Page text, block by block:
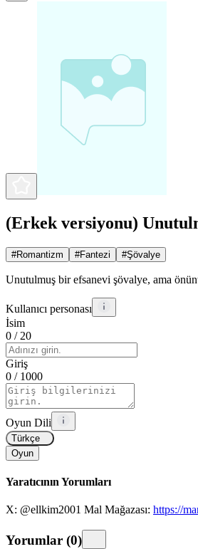
(Erkek versiyonu)
#Romantizm #Fantezi #Şövalye
Unutulmuş bir efsanevi şövalye, ama
Kullanıcı personası
İsim
0 / 20
Giriş
0 / 1000
Oyun Dili
Türkçe
Oyun
Yaratıcının Yorumları
X: @ellkim2001 Mal Mağazası: https://
Yorumlar (0)